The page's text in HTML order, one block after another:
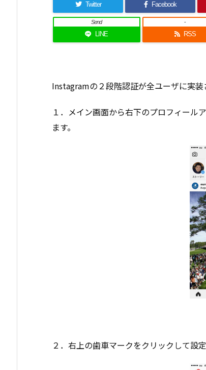
Twitter Facebook
LINE
Send
RSS
-
Instagramの２段階認証が全ユーザに実装
１．メイン画面から右下のプロフィール
ます。
２．右上の歯車マークをクリックして設